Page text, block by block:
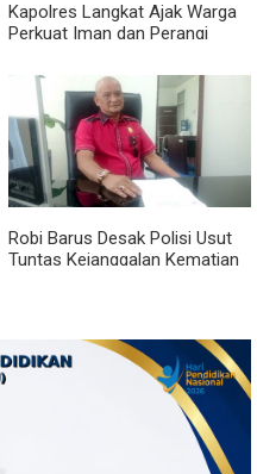
Kapolres Langkat Ajak Warga
Perkuat Iman dan Perangi
Curhat
Robi Barus Desak Polisi Usut
Tuntas Kejanggalan Kematian